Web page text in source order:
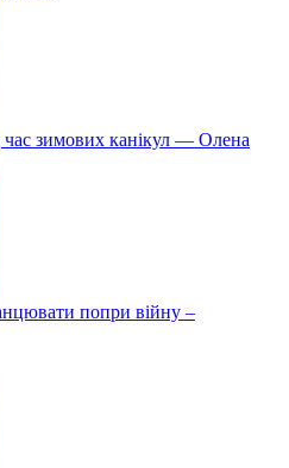
час зимових канікул — Олена
попри війну –